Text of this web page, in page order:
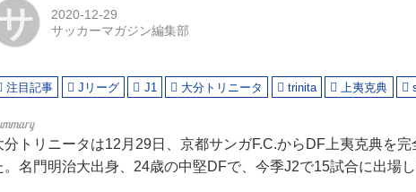
サ
2020-12-29
サッカーマガジン編集部
注目記事 Jリーグ J1 大分トリニータ trinita 上夷克典
分トリニータは12月29日、京都サンガF.C.からDF上夷克典を
。名門明治大出身、24歳の中堅DFで、今季J2で15試合に出場し